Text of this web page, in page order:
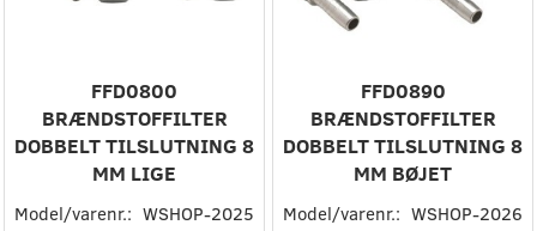
FFD0800
BRÆNDSTOFFILTER
DOBBELT TILSLUTNING 8
MM LIGE
Model/varenr.: WSHOP-2025
FFD0890
BRÆNDSTOFFILTER
DOBBELT TILSLUTNING 8
MM BØJET
Model/varenr.: WSHOP-2026